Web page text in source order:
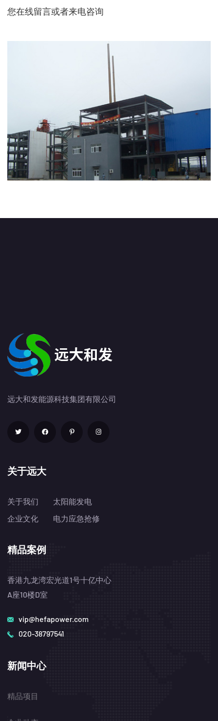
您在线留言或者来电咨询
远大和发能源科技集团有限公司
关于远大
关于我们
企业文化
太阳能发电
电力应急抢修
精品案例
香港九龙湾宏光道1号十亿中心
A座10楼D室
vip@hefapower.com
020-38797541
新闻中心
精品项目